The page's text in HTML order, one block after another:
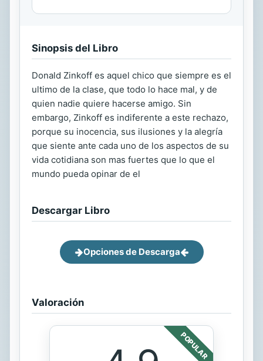
Sinopsis del Libro
Donald Zinkoff es aquel chico que siempre es el
ultimo de la clase, que todo lo hace mal, y de
quien nadie quiere hacerse amigo. Sin
embargo, Zinkoff es indiferente a este rechazo,
porque su inocencia, sus ilusiones y la alegría
que siente ante cada uno de los aspectos de su
vida cotidiana son mas fuertes que lo que el
mundo pueda opinar de el
Descargar Libro
Opciones de Descarga
Valoración
POPULAR